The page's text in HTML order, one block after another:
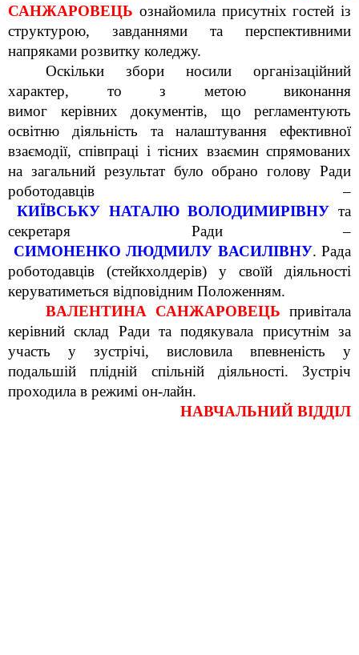
САНЖАРОВЕЦЬ ознайомила присутніх гостей із
структурою, завданнями та перспективними
напряками розвитку коледжу.
Оскільки збори носили організаційний
характер, то з метою виконання
вимог керівних документів, що регламентують
освітню діяльність та налаштування ефективної
взаємодії, співпраці і тісних взаємин спрямованих
на загальний результат було обрано голову Ради
роботодавців –
КИЇВСЬКУНАТАЛЮВОЛОДИМИРІВНУ та
секретаря Ради –
СИМОНЕНКО ЛЮДМИЛУ ВАСИЛІВНУ. Рада
роботодавців (стейкхолдерів) у своїй діяльності
керуватиметься відповідним Положенням.
ВАЛЕНТИНА САНЖАРОВЕЦЬ привітала
керівний склад Ради та подякувала присутнім за
участь у зустрічі, висловила впевненість у
подальшій плідній спільній діяльності. Зустріч
проходила в режимі он-лайн.
НАВЧАЛЬНИЙ ВІДДІЛ